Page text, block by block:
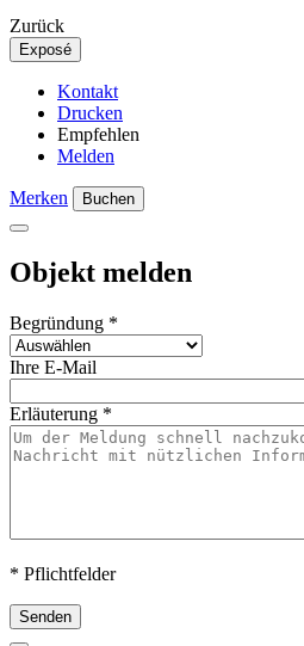
Zurück
Exposé
Kontakt
Drucken
Empfehlen
Melden
Merken Buchen
Objekt melden
Begründung *
Ihre E-Mail
Erläuterung *
* Pflichtfelder
Senden